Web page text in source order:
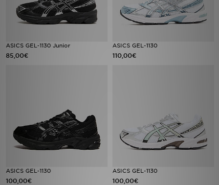
ASICS GEL-1130 Junior
85,00€
ASICS GEL-1130
110,00€
ASICS GEL-1130
100,00€
ASICS GEL-1130
100,00€